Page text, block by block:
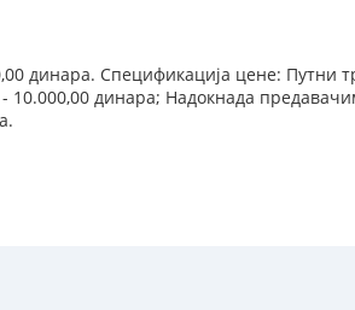
динара. Спецификација цене: Путни
динара; Надокнада